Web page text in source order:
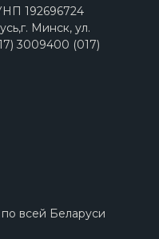
192696724
Минск, ул.
3009400 (017)
всей Беларуси